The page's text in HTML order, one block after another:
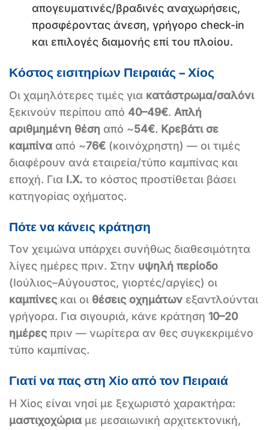
απογευματινές/βραδινές αναχωρήσεις,
προσφέροντας άνεση, γρήγορο check-in
και επιλογές διαμονής επί του πλοίου.
Κόστος εισιτηρίων Πειραιάς – Χίος
Οι χαμηλότερες τιμές για κατάστρωμα/σαλόνι
ξεκινούν περίπου από 40–49€. Απλή
αριθμημένη θέση από ~54€. Κρεβάτι σε
καμπίνα από ~76€ (κοινόχρηστη) — οι τιμές
διαφέρουν ανά εταιρεία/τύπο καμπίνας και
εποχή. Για Ι.Χ. το κόστος προστίθεται βάσει
κατηγορίας οχήματος.
Πότε να κάνεις κράτηση
Τον χειμώνα υπάρχει συνήθως διαθεσιμότητα
λίγες ημέρες πριν. Στην υψηλή περίοδο
(Ιούλιος–Αύγουστος, γιορτές/αργίες) οι
καμπίνες και οι θέσεις οχημάτων εξαντλούνται
γρήγορα. Για σιγουριά, κάνε κράτηση 10–20
ημέρες πριν — νωρίτερα αν θες συγκεκριμένο
τύπο καμπίνας.
Γιατί να πας στη Χίο από τον Πειραιά
Η Χίος είναι νησί με ξεχωριστό χαρακτήρα:
μαστιχοχώρια με μεσαιωνική αρχιτεκτονική,